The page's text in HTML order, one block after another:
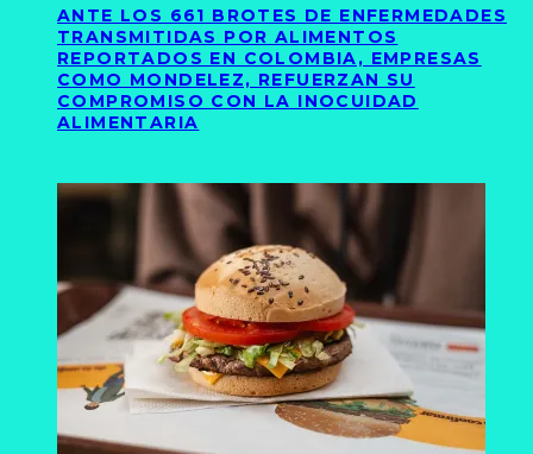
ANTE LOS 661 BROTES DE ENFERMEDADES
TRANSMITIDAS POR ALIMENTOS
REPORTADOS EN COLOMBIA, EMPRESAS
COMO MONDELEZ, REFUERZAN SU
COMPROMISO CON LA INOCUIDAD
ALIMENTARIA